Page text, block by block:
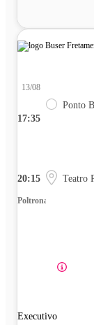
17:35
13/08
Ponto
20:15 Teatro
Poltrona
Executivo